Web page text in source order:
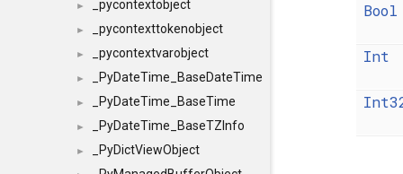
► _pycontextobject
► _pycontexttokenobject
► _pycontextvarobject
► _PyDateTime_BaseDateTime
► _PyDateTime_BaseTime
► _PyDateTime_BaseTZInfo
► _PyDictViewObject
Bool
Int